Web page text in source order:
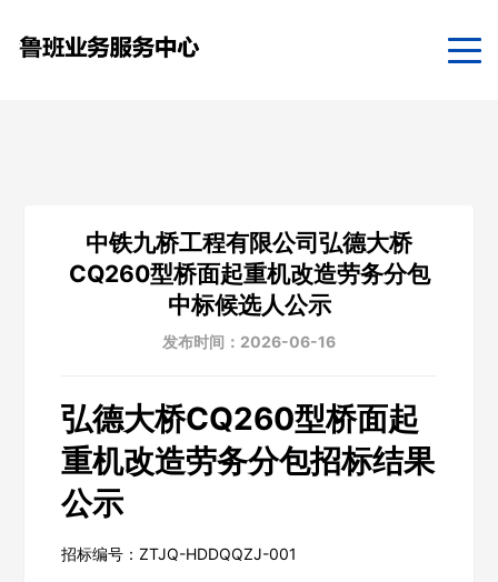
中铁九桥工程有限公司弘德大桥
CQ260型桥面起重机改造劳务分包
中标候选人公示
发布时间：2026-06-16
弘德大桥CQ260型桥面起
重机改造劳务分包招标结果
公示
招标编号：ZTJQ-HDDQQZJ-001